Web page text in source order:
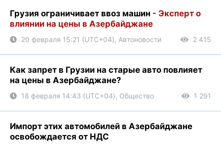
Грузия ограничивает ввоз машин - Эксперт о
влиянии на цены в Азербайджане
20 февраля 15:21 (UTC+04), Автоновости 2 415
Как запрет в Грузии на старые авто повлияет
на цены в Азербайджане?
18 февраля 14:43 (UTC+04), Общество 1 291
Импорт этих автомобилей в Азербайджане
освобождается от НДС